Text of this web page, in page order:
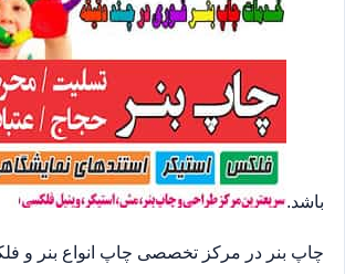
باشد.
چاپ بنر در مرکز تخصصی چاپ انواع بنر و